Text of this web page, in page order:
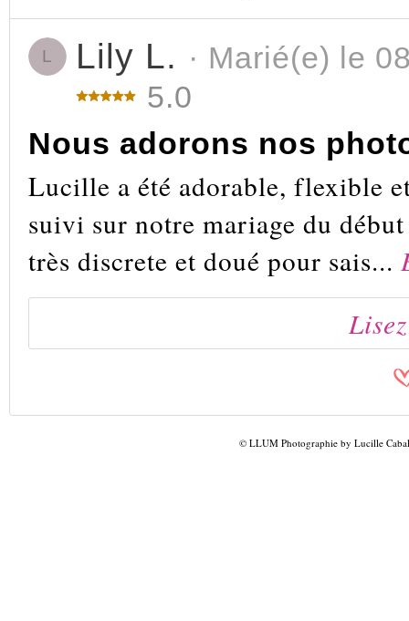
L Lily L. · Marié(e) le
5.0
Nous adorons nos
Lucille a été adorable, flexible
suivi sur notre mariage du
très discrete et doué pour sais...
© LLUM Photographie by Lucille